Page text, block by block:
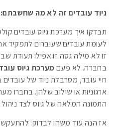
ניוד עובדים זה לא מה שחשבתם:
תבדקו איך מערכת גיוס עובדים
לעומת עובדים שעוברים לתפקיד
זו לא מילה גסה זו אפילו תעודת
בחברה. לא פעם מערכת גיוס
חיי עובד, מסרבלת ניוד של עובדים
ארגוניות או שילוב שלהן. בחברו
התמונה המלאה של גיוס לצד ניהול
אז הנה עוד משהו לבדוק: להתעקש